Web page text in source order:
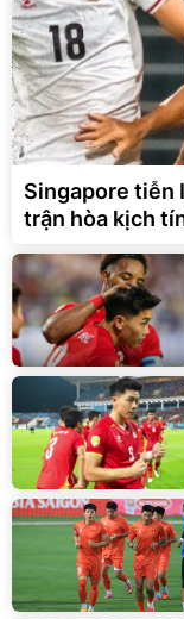
Singapore tiễn
trận hòa kịch